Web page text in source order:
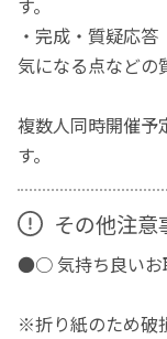
す。
・完成・質疑応答
気になる点などの
複数人同時開催予
す。
その他注意
●○ 気持ち良いお
※折り紙のため破